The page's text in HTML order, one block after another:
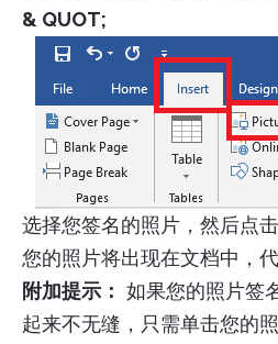
& QUOT;
选择您签名的照片，然后点
您的照片将出现在文档中，
附加提示： 如果您的照片签
起来不无缝，只需单击您的